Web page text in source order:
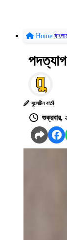
Home
পদত্যাগ
বুলেটিন বার্তা